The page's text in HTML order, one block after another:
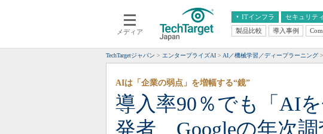
メディア
ITインフラ
クラウド
スマートモバイル
ネットワーク
システム運用管理
セキュリティ
エンタープライズAI
ERP
CX
情報系システム
製品比較 導入事例
TechTargetジャパン エンタープライズAI AI／機械学習／ディープラーニング
導入率90％でも「AI
発者 Googleの年次調
AIは「企業の弱点」を増幅する“鏡”